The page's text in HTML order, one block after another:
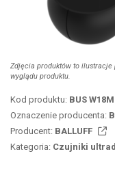
Zdjęcia produktów to
wyglądu produktu.
Kod produktu: BUS
Oznaczenie producenta:
Producent: BALLUFF
Kategoria: Czujniki